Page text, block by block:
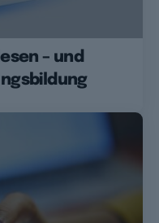
– und